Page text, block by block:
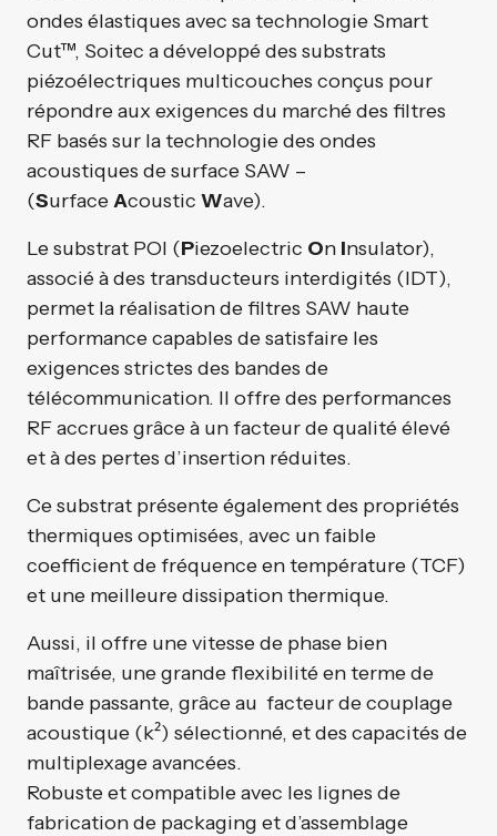
ondes élastiques avec sa technologie Smart
Cut™, Soitec a développé des substrats
piézoélectriques multicouches conçus pour
répondre aux exigences du marché des filtres
RF basés sur la technologie des ondes
acoustiques de surface SAW –
(SurfaceAcoustic Wave).
Le substrat POI (Piezoelectric On Insulator),
associé à des transducteurs interdigités (IDT),
permet la réalisation de filtres SAW haute
performance capables de satisfaire les
exigences strictes des bandes de
télécommunication. Il offre des performances
RF accrues grâce à un facteur de qualité élevé
et à des pertes d’insertion réduites.
Ce substrat présente également des propriétés
thermiques optimisées, avec un faible
coefficient de fréquence en température (TCF)
et une meilleure dissipation thermique.
Aussi, il offre une vitesse de phase bien
maîtrisée, une grande flexibilité en terme de
bande passante, grâce au facteur de couplage
acoustique (k²) sélectionné, et des capacités de
multiplexage avancées.
Robuste et compatible avec les lignes de
fabrication de packaging et d’assemblage